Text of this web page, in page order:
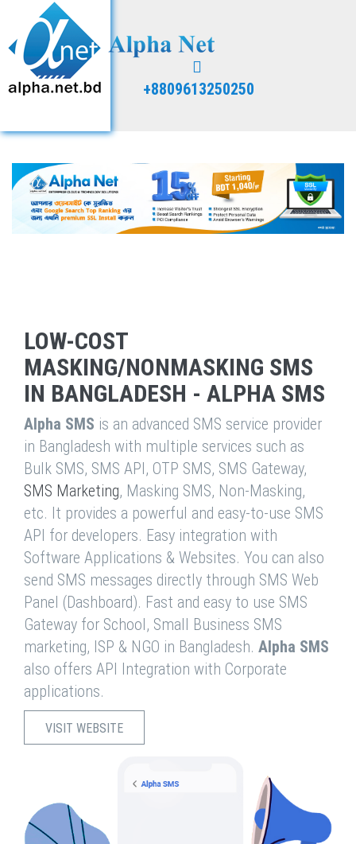
+8809613250250
LOW-COST
MASKING/NONMASKING SMS
IN BANGLADESH - ALPHA SMS
Alpha SMS is an advanced SMS service provider
in Bangladesh with multiple services such as
Bulk SMS, SMS API, OTP SMS, SMS Gateway,
SMS Marketing, Masking SMS, Non-Masking,
etc. It provides a powerful and easy-to-use SMS
API for developers. Easy integration with
Software Applications & Websites. You can also
send SMS messages directly through SMS Web
Panel (Dashboard). Fast and easy to use SMS
Gateway for School, Small Business SMS
marketing, ISP & NGO in Bangladesh. Alpha SMS
also offers API Integration with Corporate
applications.
VISIT WEBSITE